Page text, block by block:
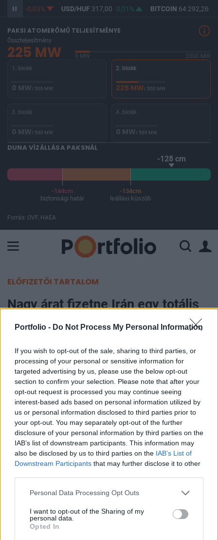
Portfolio - Do Not Process My Personal Information
If you wish to opt-out of the sale, sharing to third parties, or
processing of your personal or sensitive information for
targeted advertising by us, please use the below opt-out
section to confirm your selection. Please note that after your
opt-out request is processed you may continue seeing
interest-based ads based on personal information utilized by
us or personal information disclosed to third parties prior to
your opt-out. You may separately opt-out of the further
disclosure of your personal information by third parties on the
IAB’s list of downstream participants. This information may
also be disclosed by us to third parties on the IAB’s List of
Downstream Participants that may further disclose it to other
Personal Data Processing Opt Outs
I want to opt-out of the Sharing of my
personal data.
Opted In
-0,03% USD/HUF317,00 0,01% BITCOIN64 292,26
PAKSI ATOMERŐMŰ TELJESÍTMÉNYE
Összteljesítmény
225 MW 0 MW
2000 MW
1. blokk
0 MW/ 500 MW
2. blokk
225 MW/ 500 MW
3. blokk
0 MW/ 500 MW
4. blokk
0 MW/ 500 MW
DUNA VÍZÁLLÁSA PAKSNÁL
-128 cm
-144cm
biztonsági határ
-134cm
leállási küszöb
Forrás: OVF, HAEA
ELŐFIZETŐI TARTALOM
Nagy árat fizetne Irán egy totális
háborúért
2020. január 08. 12:20
Továbbra sem valószínű a totális háború
kirobbanása az Egyesült Államok és Irán között,
több más ok mellett azért sem, mert Irán egy ilyen
konfliktus esetén hatalmas gazdasági árat fizetne
- áll a Fitch Ratings szerdán Londonban
ismertetett tanulmányában.
A nemzetközi hitelminősítő kiemeli azt is, hogy az Egyesült
Államokban az idén elnökválasztást tartanak, és Donald
Trump elnök számára is politikai kockázatokat jelentene
közölte: alapeseti forgatókönyve ennek alapján az, hogy az
Egyesült Államok és Irán végrehajt ugyan további